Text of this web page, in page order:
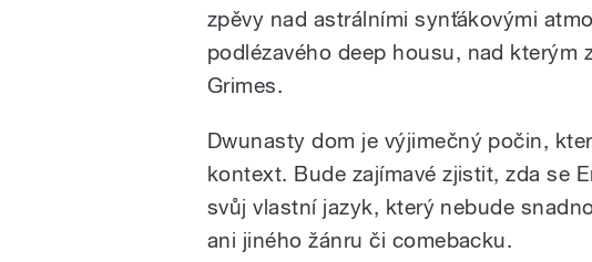
zpěvy nad astrálními synťákovými
podlézavého deep housu, nad kterým
Grimes.
Dwunasty dom je výjimečný počin,
kontext. Bude zajímavé zjistit, zda se
svůj vlastní jazyk, který nebude
ani jiného žánru či comebacku.